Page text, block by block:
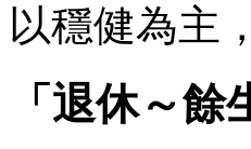
以穩健為主
「退休～